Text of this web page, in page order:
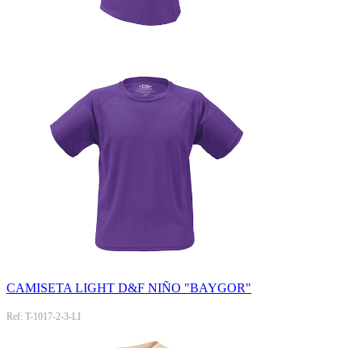
CAMISETA LIGHT D&F NIÑO "BAYGOR"
Ref: T-1017-2-3-LI